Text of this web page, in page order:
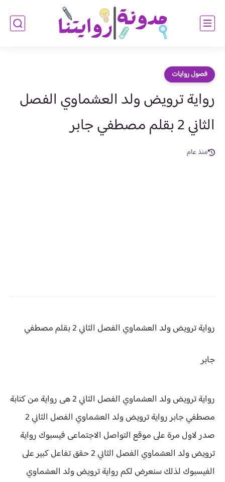
فصول روايات
رواية ترويض ولد العشماوي الفصل
الثاني 2 بقلم مصطفي جابر
منذ عام
رواية ترويض ولد العشماوي الفصل الثاني 2 بقلم مصطفي
جابر
رواية ترويض ولد العشماوي الفصل الثاني 2 هى رواية من كتابة
مصطفي جابر رواية
ترويض ولد العشماوي الفصل الثاني 2
صدر لاول مرة على موقع التواصل الاجتماعى فيسبوك رواية
ترويض ولد العشماوي الفصل الثاني 2 حقق
تفاعل كبير على
الفيسبوك لذلك سنعرض لكمروايةترويض ولد العشماوي